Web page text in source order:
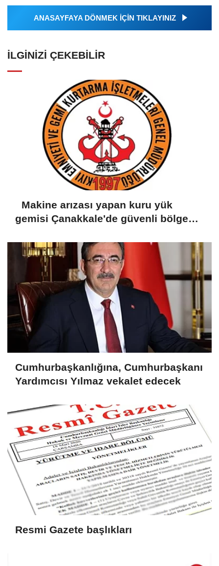
ANASAYFAYA DÖNMEK İÇİN TIKLAYINIZ
İLGINIZI ÇEKEBILIR
Makine arızası yapan kuru yük
gemisi Çanakkale'de güvenli bölgeye
Cumhurbaşkanlığına, Cumhurbaşkanı
Yardımcısı Yılmaz vekalet edecek
Resmi Gazete başlıkları